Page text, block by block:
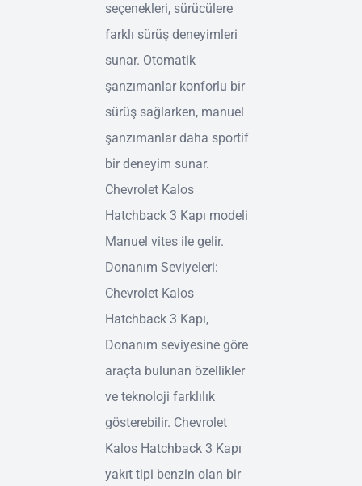
seçenekleri, sürücülere
farklı sürüş deneyimleri
sunar. Otomatik
şanzımanlar konforlu bir
sürüş sağlarken, manuel
şanzımanlar daha sportif
bir deneyim sunar.
Chevrolet Kalos
Hatchback 3 Kapı modeli
Manuel vites ile gelir.
Donanım Seviyeleri:
Chevrolet Kalos
Hatchback 3 Kapı,
Donanım seviyesine göre
araçta bulunan özellikler
ve teknoloji farklılık
gösterebilir. Chevrolet
Kalos Hatchback 3 Kapı
yakıt tipi benzin olan bir